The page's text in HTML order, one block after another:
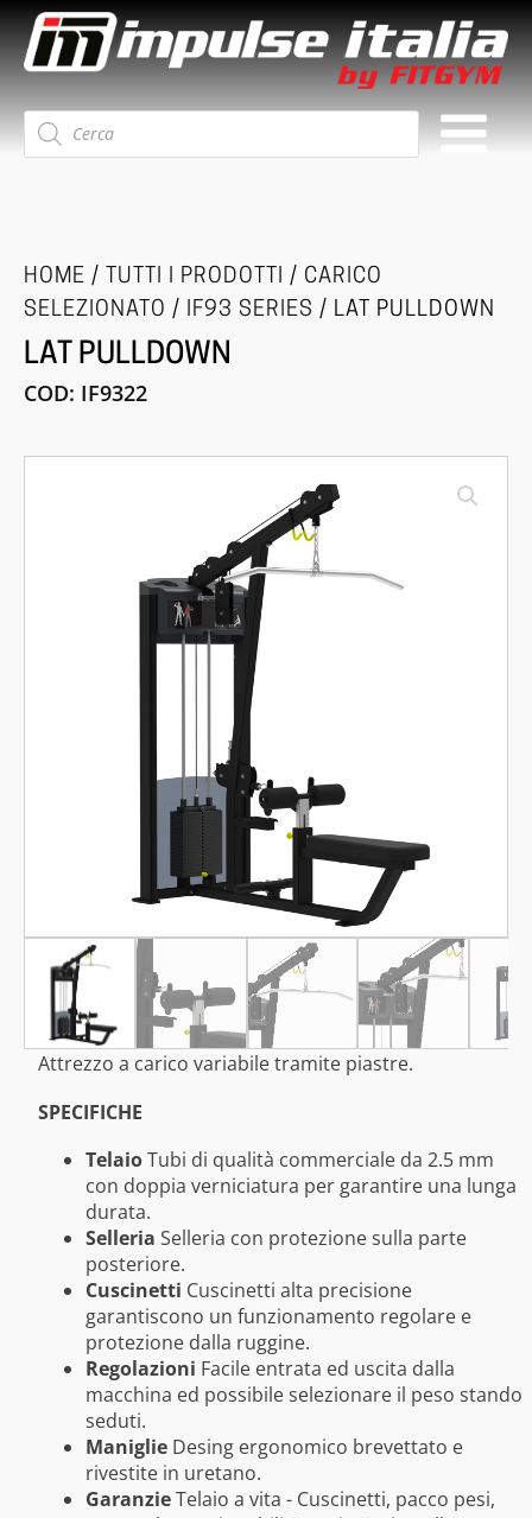
Ricerca
prodotti
HOME / TUTTI I PRODOTTI / CARICO
SELEZIONATO / IF93 SERIES / LAT PULLDOWN
LAT PULLDOWN
COD: IF9322
Attrezzo a carico variabile tramite piastre.
SPECIFICHE
TelaioTubi di qualità commerciale da 2.5 mm
con doppia verniciatura per garantire una lunga
durata.
Selleria Selleria con protezione sulla parte
posteriore.
Cuscinetti Cuscinetti alta precisione
garantiscono un funzionamento regolare e
protezione dalla ruggine.
Regolazioni Facile entrata ed uscita dalla
macchina ed possibile selezionare il peso stando
seduti.
Maniglie Desing ergonomico brevettato e
rivestite in uretano.
GaranzieTelaio a vita - Cuscinetti, pacco pesi,